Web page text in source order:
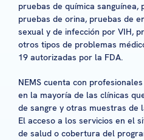
pruebas de química sanguínea,
pruebas de orina, pruebas de
sexual y de infección por VIH,
otros tipos de problemas
19 autorizadas por la FDA.
NEMS cuenta con
en la mayoría de las clínicas
de sangre y otras muestras de
El acceso a los servicios en el
de salud o cobertura del